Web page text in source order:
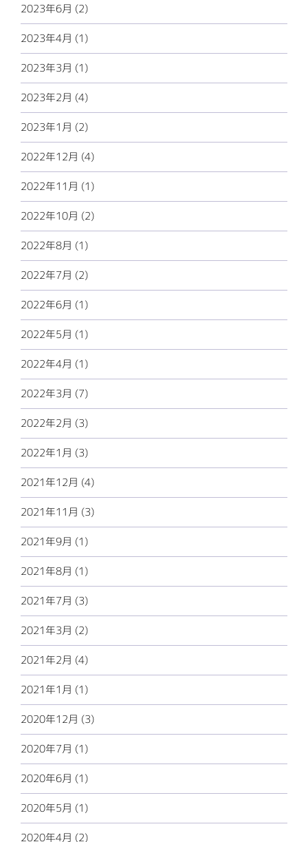
2023年6月 (2)
2023年4月 (1)
2023年3月 (1)
2023年2月 (4)
2023年1月 (2)
2022年12月 (4)
2022年11月 (1)
2022年10月 (2)
2022年8月 (1)
2022年7月 (2)
2022年6月 (1)
2022年5月 (1)
2022年4月 (1)
2022年3月 (7)
2022年2月 (3)
2022年1月 (3)
2021年12月 (4)
2021年11月 (3)
2021年9月 (1)
2021年8月 (1)
2021年7月 (3)
2021年3月 (2)
2021年2月 (4)
2021年1月 (1)
2020年12月 (3)
2020年7月 (1)
2020年6月 (1)
2020年5月 (1)
2020年4月 (2)